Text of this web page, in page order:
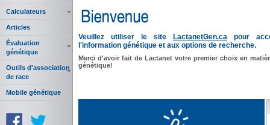
Calculateurs
Articles
Évaluation
génétique
Outils d'association
de race
Mobile génétique
Veuillez utiliser le site LactanetGen.ca pour
l'information génétique et aux options de recherche.
Merci d'avoir fait de Lactanet votre premier choix en
génétique!